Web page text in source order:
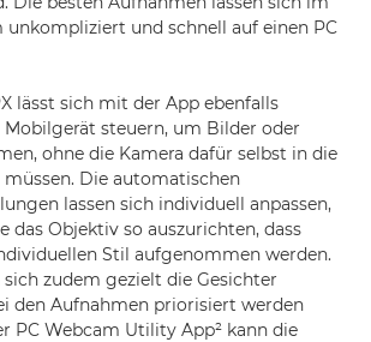
unkompliziert und schnell auf einen PC
lässt sich mit der App ebenfalls
steuern, um Bilder oder
ohne die Kamera dafür selbst in die
müssen. Die automatischen
lassen sich individuell anpassen,
das Objektiv so auszurichten, dass
Stil aufgenommen werden.
sich zudem gezielt die Gesichter
den Aufnahmen priorisiert werden
PC Webcam Utility App² kann die